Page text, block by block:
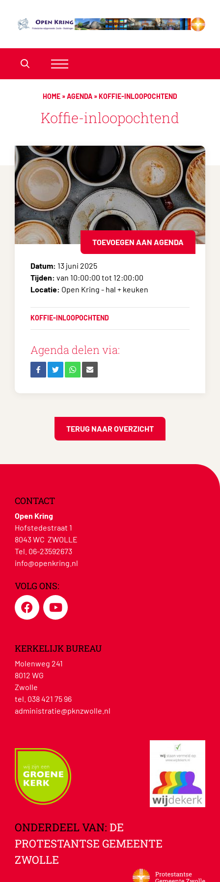
HOME »AGENDA »KOFFIE-INLOOPOCHTEND
Koffie-inloopochtend
TOEVOEGEN AAN AGENDA
Datum: 13 juni 2025
Tijden: van 10:00:00 tot 12:00:00
Locatie: Open Kring - hal + keuken
KOFFIE-INLOOPOCHTEND
Agenda delen via:
TERUG NAAR OVERZICHT
CONTACT
Open Kring
Hofstedestraat 1
8043 WC ZWOLLE
Tel. 06-23592673
info@openkring.nl
VOLG ONS:
KERKELIJK BUREAU
Molenweg 241
8012 WG
Zwolle
tel. 038 421 75 96
administratie@pknzwolle.nl
ONDERDEEL VAN: DE
PROTESTANTSE GEMEENTE
ZWOLLE